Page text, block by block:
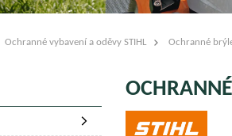
Ochranné vybavení a oděvy STIHL Ochranné